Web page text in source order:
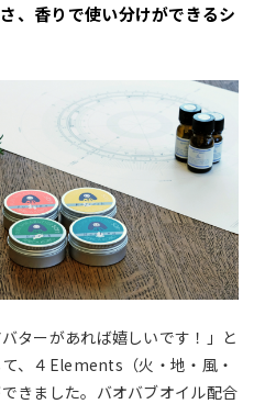
、香りで使い分けができるシ
ターがあれば嬉しいです！」と
、４Elements（火・地・風・
きました。バオバブオイル配合